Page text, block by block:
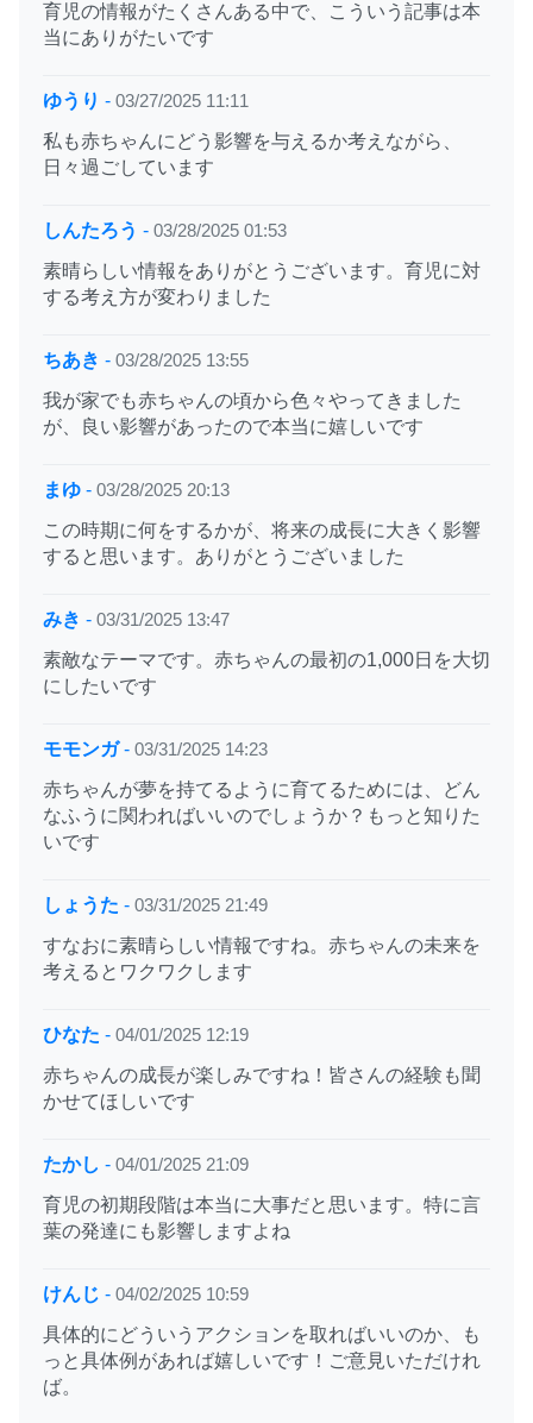
育児の情報がたくさんある中で、こういう記事は本
当にありがたいです
ゆうり - 03/27/2025 11:11
私も赤ちゃんにどう影響を与えるか考えながら、
日々過ごしています
しんたろう - 03/28/2025 01:53
素晴らしい情報をありがとうございます。育児に対
する考え方が変わりました
ちあき - 03/28/2025 13:55
我が家でも赤ちゃんの頃から色々やってきました
が、良い影響があったので本当に嬉しいです
まゆ - 03/28/2025 20:13
この時期に何をするかが、将来の成長に大きく影響
すると思います。ありがとうございました
みき - 03/31/2025 13:47
素敵なテーマです。赤ちゃんの最初の1,000日を大切
にしたいです
モモンガ- 03/31/2025 14:23
赤ちゃんが夢を持てるように育てるためには、どん
なふうに関わればいいのでしょうか？もっと知りた
いです
しょうた - 03/31/2025 21:49
すなおに素晴らしい情報ですね。赤ちゃんの未来を
考えるとワクワクします
ひなた - 04/01/2025 12:19
赤ちゃんの成長が楽しみですね！皆さんの経験も聞
かせてほしいです
たかし - 04/01/2025 21:09
育児の初期段階は本当に大事だと思います。特に言
葉の発達にも影響しますよね
けんじ - 04/02/2025 10:59
具体的にどういうアクションを取ればいいのか、も
っと具体例があれば嬉しいです！ご意見いただけれ
ば。